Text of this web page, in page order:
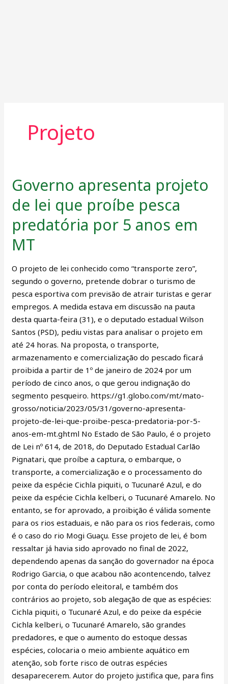
Projeto
Governo apresenta projeto
de lei que proíbe pesca
predatória por 5 anos em
MT
O projeto de lei conhecido como “transporte zero”,
segundo o governo, pretende dobrar o turismo de
pesca esportiva com previsão de atrair turistas e gerar
empregos. A medida estava em discussão na pauta
desta quarta-feira (31), e o deputado estadual Wilson
Santos (PSD), pediu vistas para analisar o projeto em
até 24 horas. Na proposta, o transporte,
armazenamento e comercialização do pescado ficará
proibida a partir de 1º de janeiro de 2024 por um
período de cinco anos, o que gerou indignação do
segmento pesqueiro. https://g1.globo.com/mt/mato-
grosso/noticia/2023/05/31/governo-apresenta-
projeto-de-lei-que-proibe-pesca-predatoria-por-5-
anos-em-mt.ghtml No Estado de São Paulo, é o projeto
de Lei nº 614, de 2018, do Deputado Estadual Carlão
Pignatari, que proíbe a captura, o embarque, o
transporte, a comercialização e o processamento do
peixe da espécie Cichla piquiti, o Tucunaré Azul, e do
peixe da espécie Cichla kelberi, o Tucunaré Amarelo. No
entanto, se for aprovado, a proibição é válida somente
para os rios estaduais, e não para os rios federais, como
é o caso do rio Mogi Guaçu. Esse projeto de lei, é bom
ressaltar já havia sido aprovado no final de 2022,
dependendo apenas da sanção do governador na época
Rodrigo Garcia, o que acabou não acontencendo, talvez
por conta do período eleitoral, e também dos
contrários ao projeto, sob alegação de que as espécies:
Cichla piquiti, o Tucunaré Azul, e do peixe da espécie
Cichla kelberi, o Tucunaré Amarelo, são grandes
predadores, e que o aumento do estoque dessas
espécies, colocaria o meio ambiente aquático em
atenção, sob forte risco de outras espécies
desaparecerem. Autor do projeto justifica que, para fins
Governo
apresenta
projeto
lei
que
pesca
predatória
por
5
anos
em
MT